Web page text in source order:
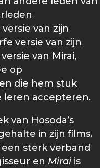
van zijn
versie van zijn
van Mirai,
op
die hem stuk
leren accepteren.
van Hosoda’s
in zijn films.
sterk verband
en Mirai is